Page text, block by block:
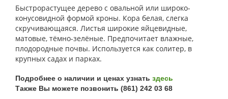
Быстрорастущее дерево с овальной или широко-
конусовидной формой кроны. Кора белая, слегка
скручивающаяся. Листья широкие яйцевидные,
матовые, тёмно-зелёные. Предпочитает влажные,
плодородные почвы. Используется как солитер, в
крупных садах и парках.
Подробнее о наличии и ценах узнать здесь
Также Вы можете позвонить (861) 242 03 68